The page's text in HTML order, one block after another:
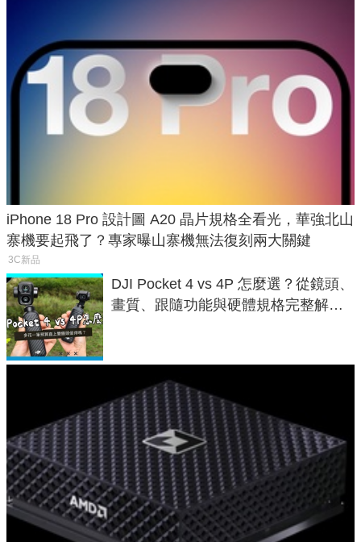
iPhone 18 Pro 設計圖 A20 晶片規格全看光，華強北山
寨機要起飛了？專家曝山寨機無法復刻兩大關鍵
3C新品
DJI Pocket 4 vs 4P 怎麼選？從鏡頭、
畫質、跟隨功能與硬體規格完整解